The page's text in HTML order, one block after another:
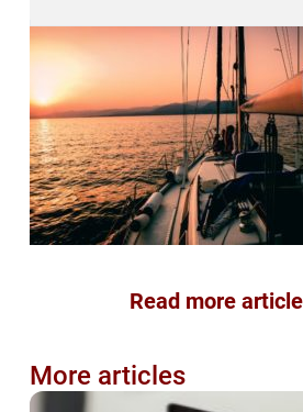
Read more
More articles